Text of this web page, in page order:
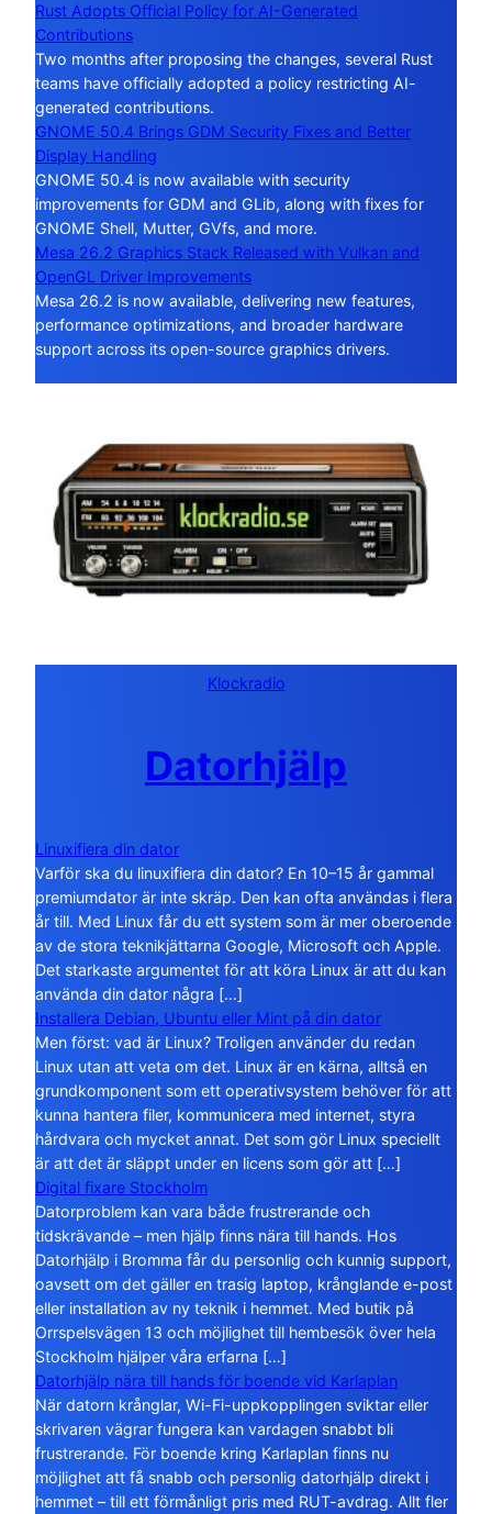
Rust Adopts Official Policy for AI-Generated
Contributions
Two months after proposing the changes, several Rust
teams have officially adopted a policy restricting AI-
generated contributions.
GNOME 50.4 Brings GDM Security Fixes and Better
Display Handling
GNOME 50.4 is now available with security
improvements for GDM and GLib, along with fixes for
GNOME Shell, Mutter, GVfs, and more.
Mesa 26.2 Graphics Stack Released with Vulkan and
OpenGL Driver Improvements
Mesa 26.2 is now available, delivering new features,
performance optimizations, and broader hardware
support across its open-source graphics drivers.
Klockradio
Datorhjälp
Linuxifiera din dator
Varför ska du linuxifiera din dator? En 10–15 år gammal
premiumdator är inte skräp. Den kan ofta användas i flera
år till. Med Linux får du ett system som är mer oberoende
av de stora teknikjättarna Google, Microsoft och Apple.
Det starkaste argumentet för att köra Linux är att du kan
använda din dator några […]
Installera Debian, Ubuntu eller Mint på din dator
Men först: vad är Linux? Troligen använder du redan
Linux utan att veta om det. Linux är en kärna, alltså en
grundkomponent som ett operativsystem behöver för att
kunna hantera filer, kommunicera med internet, styra
hårdvara och mycket annat. Det som gör Linux speciellt
är att det är släppt under en licens som gör att […]
Digital fixare Stockholm
Datorproblem kan vara både frustrerande och
tidskrävande – men hjälp finns nära till hands. Hos
Datorhjälp i Bromma får du personlig och kunnig support,
oavsett om det gäller en trasig laptop, krånglande e-post
eller installation av ny teknik i hemmet. Med butik på
Orrspelsvägen 13 och möjlighet till hembesök över hela
Stockholm hjälper våra erfarna […]
Datorhjälp nära till hands för boende vid Karlaplan
När datorn krånglar, Wi-Fi-uppkopplingen sviktar eller
skrivaren vägrar fungera kan vardagen snabbt bli
frustrerande. För boende kring Karlaplan finns nu
möjlighet att få snabb och personlig datorhjälp direkt i
hemmet – till ett förmånligt pris med RUT-avdrag. Allt fler